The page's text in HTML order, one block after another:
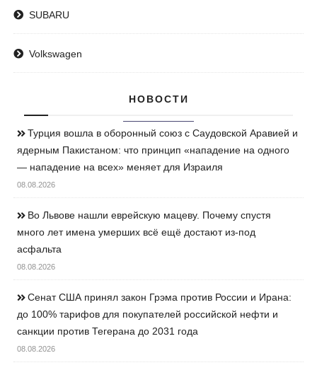
SUBARU
Volkswagen
НОВОСТИ
Турция вошла в оборонный союз с Саудовской Аравией и
ядерным Пакистаном: что принцип «нападение на одного
— нападение на всех» меняет для Израиля
08.08.2026
Во Львове нашли еврейскую мацеву. Почему спустя
много лет имена умерших всё ещё достают из-под
асфальта
08.08.2026
Сенат США принял закон Грэма против России и Ирана:
до 100% тарифов для покупателей российской нефти и
санкции против Тегерана до 2031 года
08.08.2026